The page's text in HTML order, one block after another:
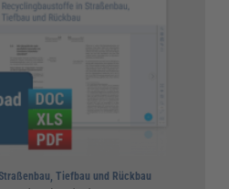
Tiefbau und Rückbau